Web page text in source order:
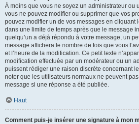
À moins que vous ne soyez un administrateur ou
vous ne pouvez modifier ou supprimer que vos
pouvez modifier un de vos messages en cliquant
dans une limite de temps après que le message
quelqu’un a déjà répondu à votre message, un
message affichera le nombre de fois que vous
et l’heure de la modification. Ce petit texte
modification effectuée par un modérateur ou un
puissent rédiger une raison discrète concernant
noter que les utilisateurs normaux ne peuvent
message si une réponse a été publiée.
Haut
Comment puis-je insérer une signature à mon